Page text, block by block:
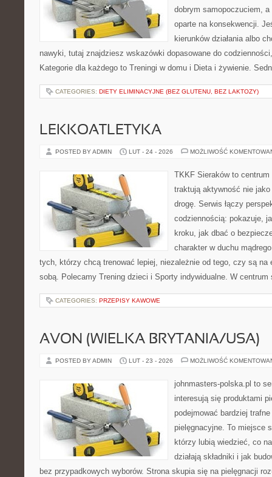
dobrym samopoczuciem,
oparte na konsekwencji.
kierunków działania albo
nawyki, tutaj znajdziesz wskazówki dopasowane do
Kategorie dla każdego to Treningi w domu i Dieta i żywienie.
CATEGORIES: DIETY ELIMINACYJNE (BEZ GLUTENU, BEZ LAKTOZY)
LEKKOATLETYKA
POSTED BY ADMIN LUT - 24 - 2026 MOŻLIWOŚĆ
TKKF Sieraków to
traktują aktywność nie
drogę. Serwis łączy
codziennością: pokazuje,
kroku, jak dbać o
charakter w duchu
tych, którzy chcą trenować lepiej, niezależnie od tego, czy są na
sobą. Polecamy Trening dzieci i Sporty indywidualne. W
CATEGORIES: PRZEPISY KAWOWE
AVON (WIELKA BRYTANIA/USA)
POSTED BY ADMIN LUT - 23 - 2026 MOŻLIWOŚĆ
johnmasters-polska.pl to
interesują się produktami
podejmować bardziej
pielęgnacyjne. To miejsce
którzy lubią wiedzieć, co
działają składniki i jak
bez przypadkowych wyborów. Strona skupia się na pielęgnacji